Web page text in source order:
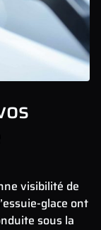
visibilité de
glace ont
sous la